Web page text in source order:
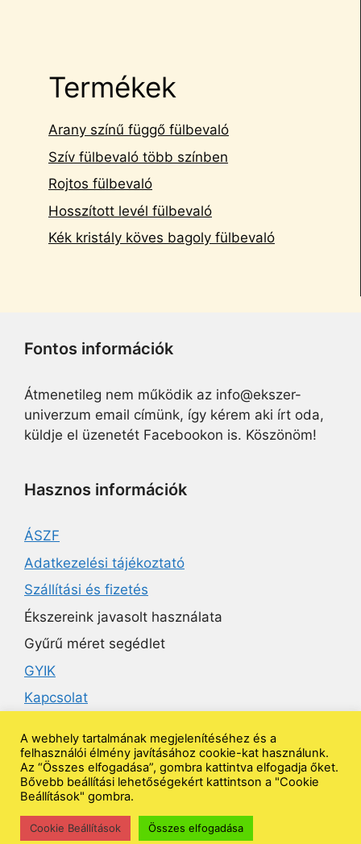
Termékek
Arany színű függő fülbevaló
Szív fülbevaló több színben
Rojtos fülbevaló
Hosszított levél fülbevaló
Kék kristály köves bagoly fülbevaló
Fontos információk
Átmenetileg nem működik az info@ekszer-
univerzum email címünk, így kérem aki írt oda,
küldje el üzenetét Facebookon is. Köszönöm!
Hasznos információk
ÁSZF
Adatkezelési tájékoztató
Szállítási és fizetés
Ékszereink javasolt használata
Gyűrű méret segédlet
GYIK
Kapcsolat
Ékszeruniverzum
Kövess minket
A webhely tartalmának megjelenítéséhez és a
felhasználói élmény javításához cookie-kat használunk.
Az “Összes elfogadása”, gombra kattintva elfogadja őket.
Bővebb beállítási lehetőségekért kattintson a "Cookie
Beállítások" gombra.
Cookie Beállítások Összes elfogadása